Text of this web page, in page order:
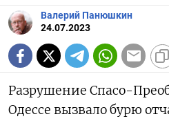
Валерий Панюшкин
24.07.2023
Разрушение Спасо-
Одессе вызвало бурю